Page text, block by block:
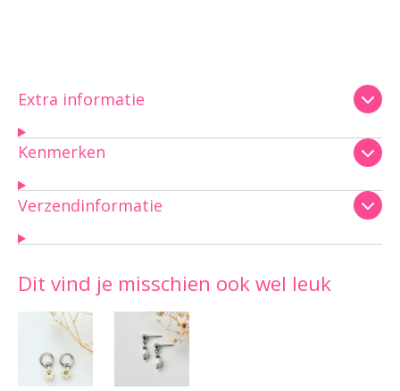
Extra informatie
Kenmerken
Verzendinformatie
Dit vind je misschien ook wel leuk